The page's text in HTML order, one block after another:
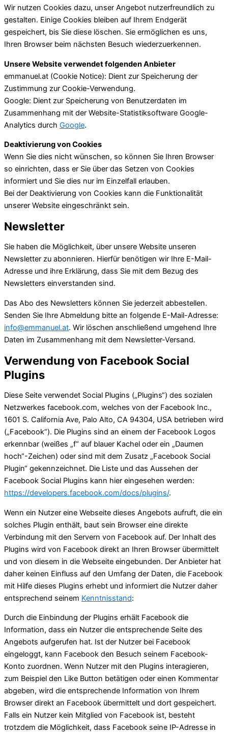
Wir nutzen Cookies dazu, unser Angebot nutzerfreundlich zu
gestalten. Einige Cookies bleiben auf Ihrem Endgerät
gespeichert, bis Sie diese löschen. Sie ermöglichen es uns,
Ihren Browser beim nächsten Besuch wiederzuerkennen.
Unsere Website verwendet folgenden Anbieter
emmanuel.at (Cookie Notice): Dient zur Speicherung der
Zustimmung zur Cookie-Verwendung.
Google: Dient zur Speicherung von Benutzerdaten im
Zusammenhang mit der Website-Statistiksoftware Google-
Analytics durch Google.
Deaktivierung von Cookies
Wenn Sie dies nicht wünschen, so können Sie Ihren Browser
so einrichten, dass er Sie über das Setzen von Cookies
informiert und Sie dies nur im Einzelfall erlauben.
Bei der Deaktivierung von Cookies kann die Funktionalität
unserer Website eingeschränkt sein.
Newsletter
Sie haben die Möglichkeit, über unsere Website unseren
Newsletter zu abonnieren. Hierfür benötigen wir Ihre E-Mail-
Adresse und ihre Erklärung, dass Sie mit dem Bezug des
Newsletters einverstanden sind.
Das Abo des Newsletters können Sie jederzeit abbestellen.
Senden Sie Ihre Abmeldung bitte an folgende E-Mail-Adresse:
info@emmanuel.at. Wir löschen anschließend umgehend Ihre
Daten im Zusammenhang mit dem Newsletter-Versand.
Verwendung von Facebook Social
Plugins
Diese Seite verwendet Social Plugins („Plugins“) des sozialen
Netzwerkes facebook.com, welches von der Facebook Inc.,
1601 S. California Ave, Palo Alto, CA 94304, USA betrieben wird
(„Facebook“). Die Plugins sind an einem der Facebook Logos
erkennbar (weißes „f“ auf blauer Kachel oder ein „Daumen
hoch“-Zeichen) oder sind mit dem Zusatz „Facebook Social
Plugin“ gekennzeichnet. Die Liste und das Aussehen der
Facebook Social Plugins kann hier eingesehen werden:
https://developers.facebook.com/docs/plugins/.
Wenn ein Nutzer eine Webseite dieses Angebots aufruft, die ein
solches Plugin enthält, baut sein Browser eine direkte
Verbindung mit den Servern von Facebook auf. Der Inhalt des
Plugins wird von Facebook direkt an Ihren Browser übermittelt
und von diesem in die Webseite eingebunden. Der Anbieter hat
daher keinen Einfluss auf den Umfang der Daten, die Facebook
mit Hilfe dieses Plugins erhebt und informiert die Nutzer daher
entsprechend seinem Kenntnisstand:
Durch die Einbindung der Plugins erhält Facebook die
Information, dass ein Nutzer die entsprechende Seite des
Angebots aufgerufen hat. Ist der Nutzer bei Facebook
eingeloggt, kann Facebook den Besuch seinem Facebook-
Konto zuordnen. Wenn Nutzer mit den Plugins interagieren,
zum Beispiel den Like Button betätigen oder einen Kommentar
abgeben, wird die entsprechende Information von Ihrem
Browser direkt an Facebook übermittelt und dort gespeichert.
Falls ein Nutzer kein Mitglied von Facebook ist, besteht
trotzdem die Möglichkeit, dass Facebook seine IP-Adresse in